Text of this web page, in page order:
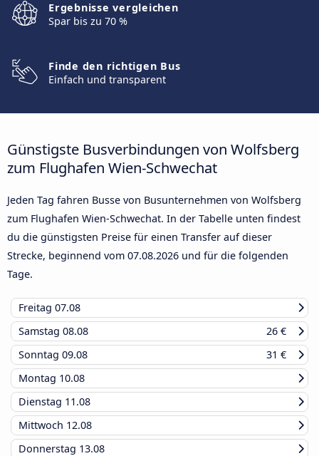
Ergebnisse vergleichen
Spar bis zu 70 %
Finde den richtigen Bus
Einfach und transparent
Günstigste Busverbindungen von Wolfsberg
zum Flughafen Wien-Schwechat
Jeden Tag fahren Busse von Busunternehmen von Wolfsberg
zum Flughafen Wien-Schwechat. In der Tabelle unten findest
du die günstigsten Preise für einen Transfer auf dieser
Strecke, beginnend vom 07.08.2026 und für die folgenden
Tage.
Freitag 07.08
Samstag 08.08
26 €
Sonntag 09.08
31 €
Montag 10.08
Dienstag 11.08
Mittwoch 12.08
Donnerstag 13.08